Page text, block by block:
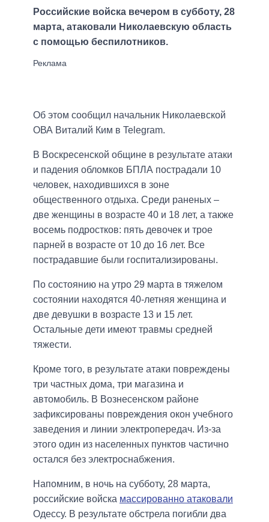
Российские войска вечером в субботу, 28
марта, атаковали Николаевскую область
с помощью беспилотников.
Об этом сообщил начальник Николаевской
ОВА Виталий Ким в Telegram.
В Воскресенской общине в результате атаки
и падения обломков БПЛА пострадали 10
человек, находившихся в зоне
общественного отдыха. Среди раненых –
две женщины в возрасте 40 и 18 лет, а также
восемь подростков: пять девочек и трое
парней в возрасте от 10 до 16 лет. Все
пострадавшие были госпитализированы.
По состоянию на утро 29 марта в тяжелом
состоянии находятся 40-летняя женщина и
две девушки в возрасте 13 и 15 лет.
Остальные дети имеют травмы средней
тяжести.
Кроме того, в результате атаки повреждены
три частных дома, три магазина и
автомобиль. В Вознесенском районе
зафиксированы повреждения окон учебного
заведения и линии электропередач. Из-за
этого один из населенных пунктов частично
остался без электроснабжения.
Напомним, в ночь на субботу, 28 марта,
российские войска массированно атаковали
Одессу. В результате обстрела погибли два